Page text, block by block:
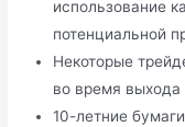
использование
потенциальной
Некоторые
во время
10-летние